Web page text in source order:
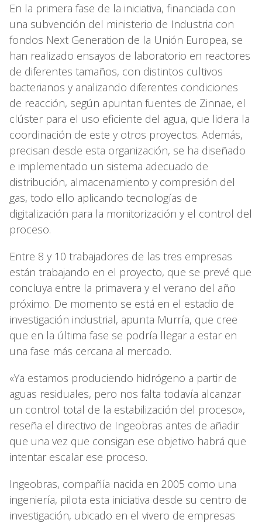
En la primera fase de la iniciativa, financiada con
una subvención del ministerio de Industria con
fondos Next Generation de la Unión Europea, se
han realizado ensayos de laboratorio en reactores
de diferentes tamaños, con distintos cultivos
bacterianos y analizando diferentes condiciones
de reacción, según apuntan fuentes de Zinnae, el
clúster para el uso eficiente del agua, que lidera la
coordinación de este y otros proyectos. Además,
precisan desde esta organización, se ha diseñado
e implementado un sistema adecuado de
distribución, almacenamiento y compresión del
gas, todo ello aplicando tecnologías de
digitalización para la monitorización y el control del
proceso.
Entre 8 y 10 trabajadores de las tres empresas
están trabajando en el proyecto, que se prevé que
concluya entre la primavera y el verano del año
próximo. De momento se está en el estadio de
investigación industrial, apunta Murría, que cree
que en la última fase se podría llegar a estar en
una fase más cercana al mercado.
«Ya estamos produciendo hidrógeno a partir de
aguas residuales, pero nos falta todavía alcanzar
un control total de la estabilización del proceso»,
reseña el directivo de Ingeobras antes de añadir
que una vez que consigan ese objetivo habrá que
intentar escalar ese proceso.
Ingeobras, compañía nacida en 2005 como una
ingeniería, pilota esta iniciativa desde su centro de
investigación, ubicado en el vivero de empresas